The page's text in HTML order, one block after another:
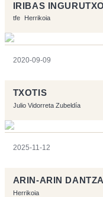
IRIBAS
tfe Herrikoia
2020-09-09
TXOTIS
Julio Vidorreta Zubeldía
2025-11-12
ARIN-ARIN DANTZA
Herrikoia